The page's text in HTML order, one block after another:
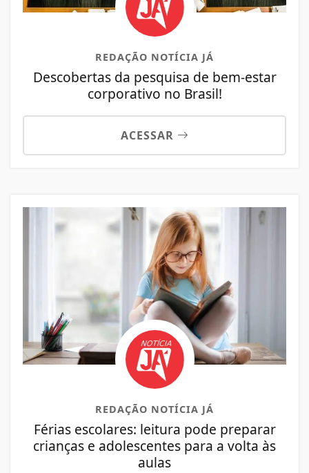
REDAÇÃO NOTÍCIA JÁ
Descobertas da pesquisa de bem-estar
corporativo no Brasil!
ACESSAR
REDAÇÃO NOTÍCIA JÁ
Férias escolares: leitura pode preparar
crianças e adolescentes para a volta às
aulas